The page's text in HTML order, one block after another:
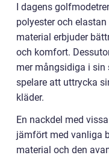
I dagens
polyester och
material erbjuder
och komfort.
mer mångsidiga i
spelare att uttrycka
kläder.
En nackdel med
jämfört med vanliga
material och den